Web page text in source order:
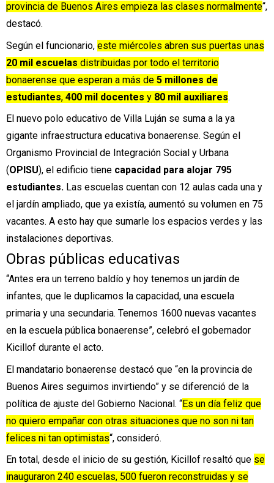
provincia de Buenos Aires empieza las clases normalmente“,
destacó.
Según el funcionario, este miércoles abren sus puertas unas
20 mil escuelas distribuidas por todo el territorio
bonaerense que esperan a más de 5 millones de
estudiantes, 400 mil docentes y 80 mil auxiliares.
El nuevo polo educativo de Villa Luján se suma a la ya
gigante infraestructura educativa bonaerense. Según el
Organismo Provincial de Integración Social y Urbana
(OPISU), el edificio tiene capacidad para alojar 795
estudiantes. Las escuelas cuentan con 12 aulas cada una y
el jardín ampliado, que ya existía, aumentó su volumen en 75
vacantes. A esto hay que sumarle los espacios verdes y las
instalaciones deportivas.
Obras públicas educativas
“Antes era un terreno baldío y hoy tenemos un jardín de
infantes, que le duplicamos la capacidad, una escuela
primaria y una secundaria. Tenemos 1600 nuevas vacantes
en la escuela pública bonaerense”, celebró el gobernador
Kicillof durante el acto.
El mandatario bonaerense destacó que “en la provincia de
Buenos Aires seguimos invirtiendo” y se diferenció de la
política de ajuste del Gobierno Nacional. “Es un día feliz que
no quiero empañar con otras situaciones que no son ni tan
felices ni tan optimistas“, consideró.
En total, desde el inicio de su gestión, Kicillof resaltó que se
inauguraron 240 escuelas, 500 fueron reconstruidas y se